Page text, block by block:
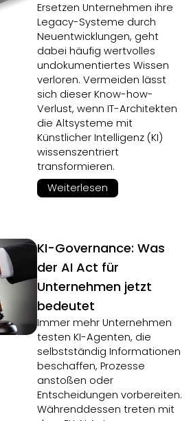
Ersetzen Unternehmen ihre
Legacy-Systeme durch
Neuentwicklungen, geht
dabei häufig wertvolles
undokumentiertes Wissen
verloren. Vermeiden lässt
sich dieser Know-how-
Verlust, wenn IT-Architekten
die Altsysteme mit
Künstlicher Intelligenz (KI)
wissenszentriert
transformieren.
Weiterlesen
KI-Governance: Was
der AI Act für
Unternehmen jetzt
bedeutet
Immer mehr Unternehmen
testen KI-Agenten, die
selbstständig Informationen
beschaffen, Prozesse
anstoßen oder
Entscheidungen vorbereiten.
Währenddessen treten mit